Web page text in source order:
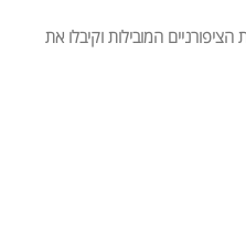
המובילות וקיבלו את